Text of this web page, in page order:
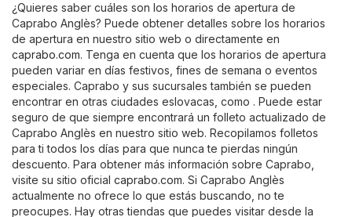
¿Quieres saber cuáles son los horarios de apertura de
Caprabo Anglès? Puede obtener detalles sobre los horarios
de apertura en nuestro sitio web o directamente en
caprabo.com. Tenga en cuenta que los horarios de apertura
pueden variar en días festivos, fines de semana o eventos
especiales. Caprabo y sus sucursales también se pueden
encontrar en otras ciudades eslovacas, como . Puede estar
seguro de que siempre encontrará un folleto actualizado de
Caprabo Anglès en nuestro sitio web. Recopilamos folletos
para ti todos los días para que nunca te pierdas ningún
descuento. Para obtener más información sobre Caprabo,
visite su sitio oficial caprabo.com. Si Caprabo Anglès
actualmente no ofrece lo que estás buscando, no te
preocupes. Hay otras tiendas que puedes visitar desde la